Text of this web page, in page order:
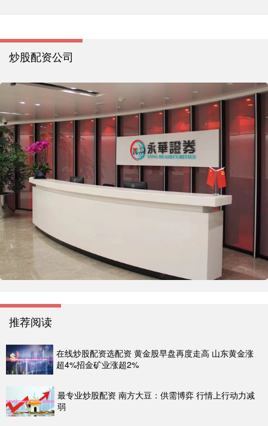
炒股配资公司
推荐阅读
在线炒股配资选配资 黄金股早盘再度走高 山东黄金涨
超4%招金矿业涨超2%
最专业炒股配资 南方大豆：供需博弈 行情上行动力减
弱